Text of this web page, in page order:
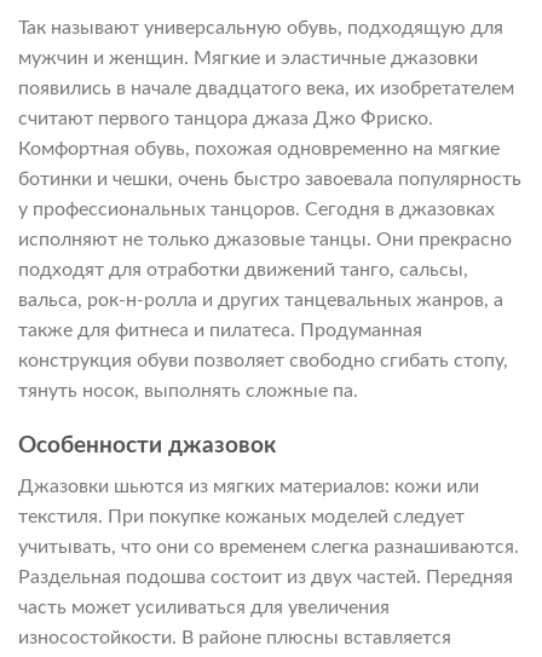
Так называют универсальную обувь, подходящую для
мужчин и женщин. Мягкие и эластичные джазовки
появились в начале двадцатого века, их изобретателем
считают первого танцора джаза Джо Фриско.
Комфортная обувь, похожая одновременно на мягкие
ботинки и чешки, очень быстро завоевала популярность
у профессиональных танцоров. Сегодня в джазовках
исполняют не только джазовые танцы. Они прекрасно
подходят для отработки движений танго, сальсы,
вальса, рок-н-ролла и других танцевальных жанров, а
также для фитнеса и пилатеса. Продуманная
конструкция обуви позволяет свободно сгибать стопу,
тянуть носок, выполнять сложные па.
Особенности джазовок
Джазовки шьются из мягких материалов: кожи или
текстиля. При покупке кожаных моделей следует
учитывать, что они со временем слегка разнашиваются.
Раздельная подошва состоит из двух частей. Передняя
часть может усиливаться для увеличения
износостойкости. В районе плюсны вставляется